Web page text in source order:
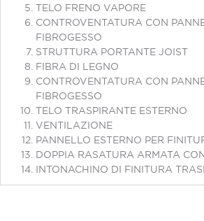
TELO FRENO VAPORE
CONTROVENTATURA CON
FIBROGESSO
STRUTTURA PORTANTE JOIST
FIBRA DI LEGNO
CONTROVENTATURA CON
FIBROGESSO
TELO TRASPIRANTE ESTERNO
VENTILAZIONE
PANNELLO ESTERNO PER
DOPPIA RASATURA ARMATA
INTONACHINO DI FINITURA